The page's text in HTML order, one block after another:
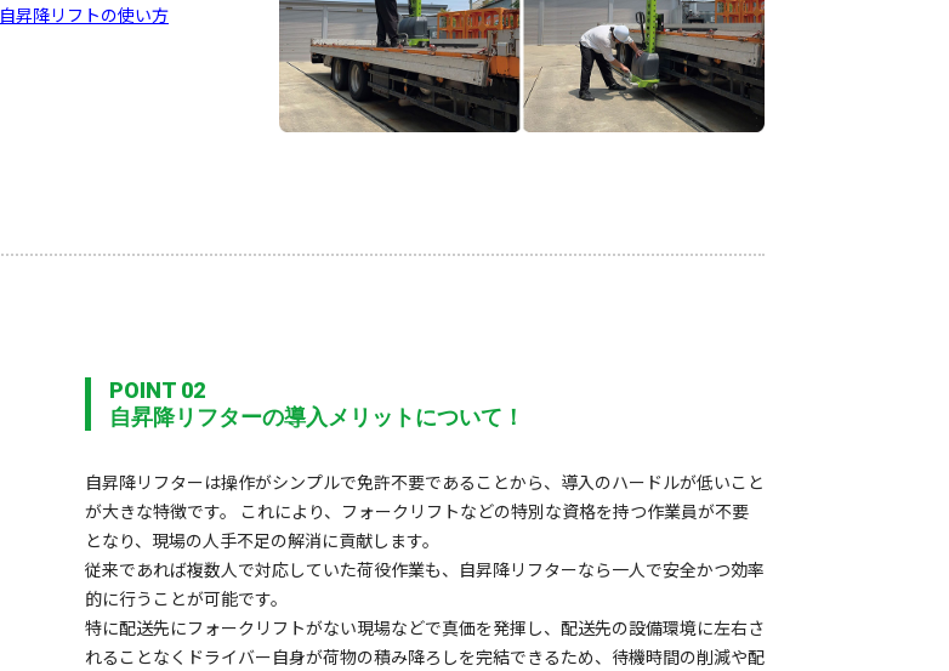
自昇降リフトの使い方
POINT 02
自昇降リフターの導入メリットについて！
自昇降リフターは操作がシンプルで免許不要であることから、導入のハードルが低いこと
が大きな特徴です。 これにより、フォークリフトなどの特別な資格を持つ作業員が不要
となり、現場の人手不足の解消に貢献します。
従来であれば複数人で対応していた荷役作業も、自昇降リフターなら一人で安全かつ効率
的に行うことが可能です。
特に配送先にフォークリフトがない現場などで真価を発揮し、配送先の設備環境に左右さ
れることなくドライバー自身が荷物の積み降ろしを完結できるため、待機時間の削減や配